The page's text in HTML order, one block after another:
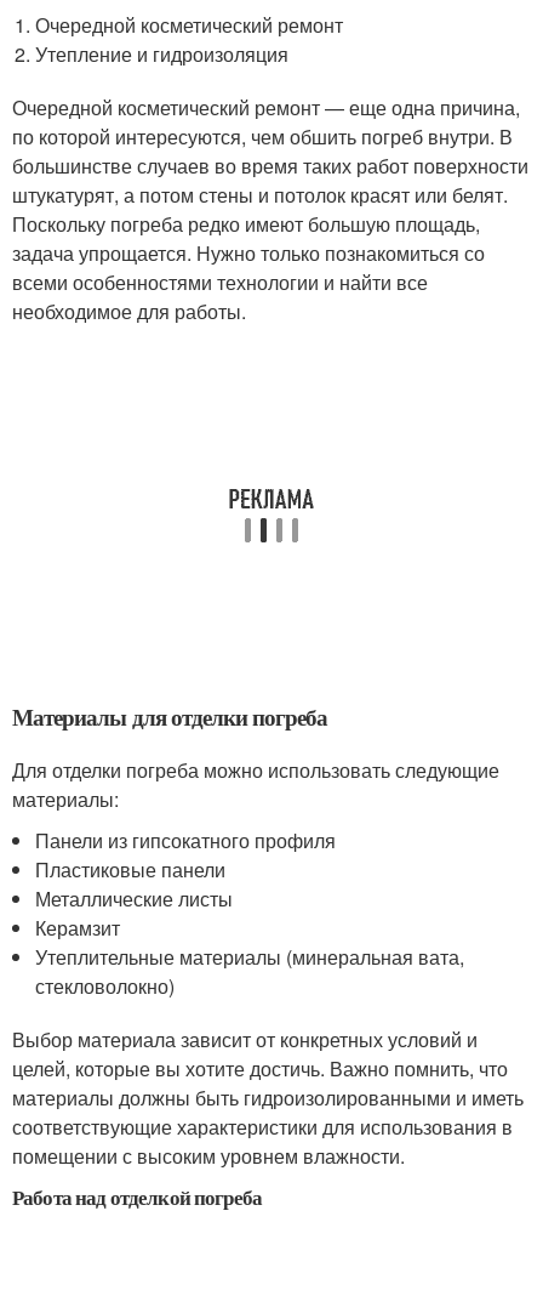
Очередной косметический ремонт
Утепление и гидроизоляция
Очередной косметический ремонт — еще одна причина,
по которой интересуются, чем обшить погреб внутри. В
большинстве случаев во время таких работ поверхности
штукатурят, а потом стены и потолок красят или белят.
Поскольку погреба редко имеют большую площадь,
задача упрощается. Нужно только познакомиться со
всеми особенностями технологии и найти все
необходимое для работы.
Материалы для отделки погреба
Для отделки погреба можно использовать следующие
материалы:
Панели из гипсокатного профиля
Пластиковые панели
Металлические листы
Керамзит
Утеплительные материалы (минеральная вата,
стекловолокно)
Выбор материала зависит от конкретных условий и
целей, которые вы хотите достичь. Важно помнить, что
материалы должны быть гидроизолированными и иметь
соответствующие характеристики для использования в
помещении с высоким уровнем влажности.
Работа над отделкой погреба